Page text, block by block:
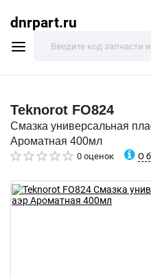
dnrpart.ru
Teknorot FO824
Смазка универсальная
Ароматная 400мл
0 оценок О